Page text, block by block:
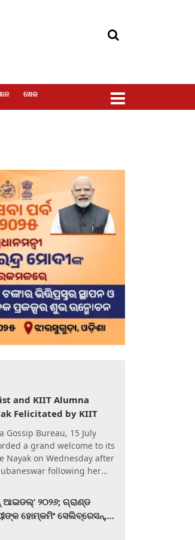
ଖେଳ
and KIIT Alumna
Felicitated by KIIT
Gossip Bureau, 15 July
a grand welcome to its
Nayak on Wednesday after
following her
ଆଇଡଲ୍‌’ ୨୦୨୬; ଗ୍ରାଣ୍ଡ
ହୋମ୍‍କମିଂ ସେଲିବ୍ରେସନ୍‍,